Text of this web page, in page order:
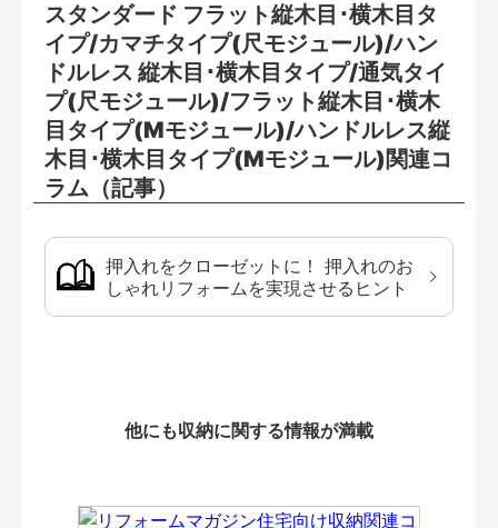
スタンダード フラット縦木目･横木目タ
イプ/カマチタイプ(尺モジュール)/ハン
ドルレス 縦木目･横木目タイプ/通気タイ
プ(尺モジュール)/フラット縦木目･横木
目タイプ(Mモジュール)/ハンドルレス縦
木目･横木目タイプ(Mモジュール)関連コ
ラム（記事）
押入れをクローゼットに！ 押入れのお
しゃれリフォームを実現させるヒント
他にも収納に関する情報が満載